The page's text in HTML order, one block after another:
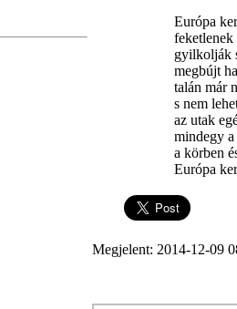
Európa
gyilkolják
megbújt
talán már
s nem
az utak
mindegy
a körben
Európa
Megjelent: 2014-12-09